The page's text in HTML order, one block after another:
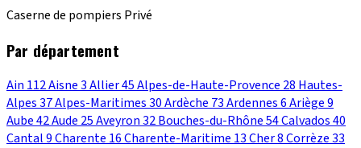
Caserne de pompiers Privé
Par département
Ain 112Aisne3Allier45Alpes-de-Haute-Provence 28 Hautes-
Alpes37Alpes-Maritimes30Ardèche 73Ardennes6Ariège9
Aube42Aude 25Aveyron32Bouches-du-Rhône54Calvados40
Cantal9Charente 16Charente-Maritime 13Cher8Corrèze33